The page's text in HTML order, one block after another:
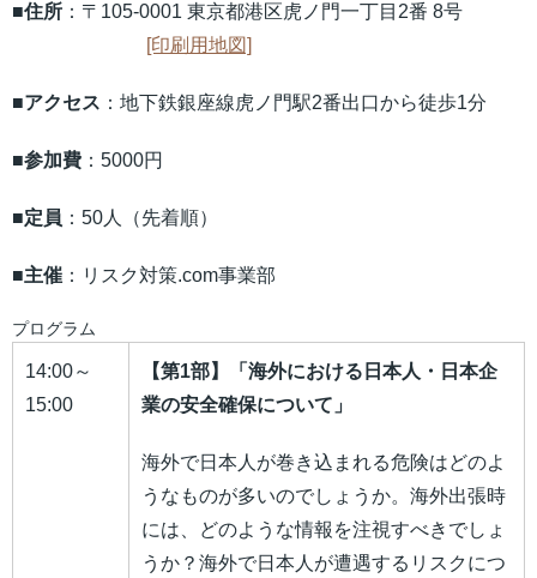
■住所 ：〒105-0001 東京都港区虎ノ門一丁目2番 8号
[印刷用地図]
■アクセス ：地下鉄銀座線虎ノ門駅2番出口から徒歩1分
■参加費 ：5000円
■定員 ：50人（先着順）
■主催 ：リスク対策.com事業部
プログラム
14:00～
15:00
【第1部】「海外における日本人・日本企
業の安全確保について」
海外で日本人が巻き込まれる危険はどのよ
うなものが多いのでしょうか。海外出張時
には、どのような情報を注視すべきでしょ
うか？海外で日本人が遭遇するリスクにつ